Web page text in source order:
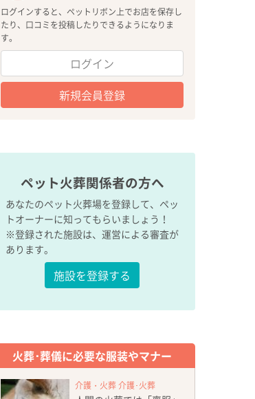
ログインすると、ペットリボン上でお店を保存し
たり、口コミを投稿したりできるようになりま
す。
ログイン
新規会員登録
ペット火葬関係者の方へ
あなたのペット火葬場を登録して、ペッ
トオーナーに知ってもらいましょう！
※登録された施設は、運営による審査が
あります。
施設を登録する
火葬･葬儀に必要な服装やマナー
介護・火葬 介護･火葬